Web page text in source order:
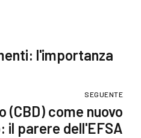
l'importanza
SEGUENTE
(CBD) come nuovo
il parere dell'EFSA